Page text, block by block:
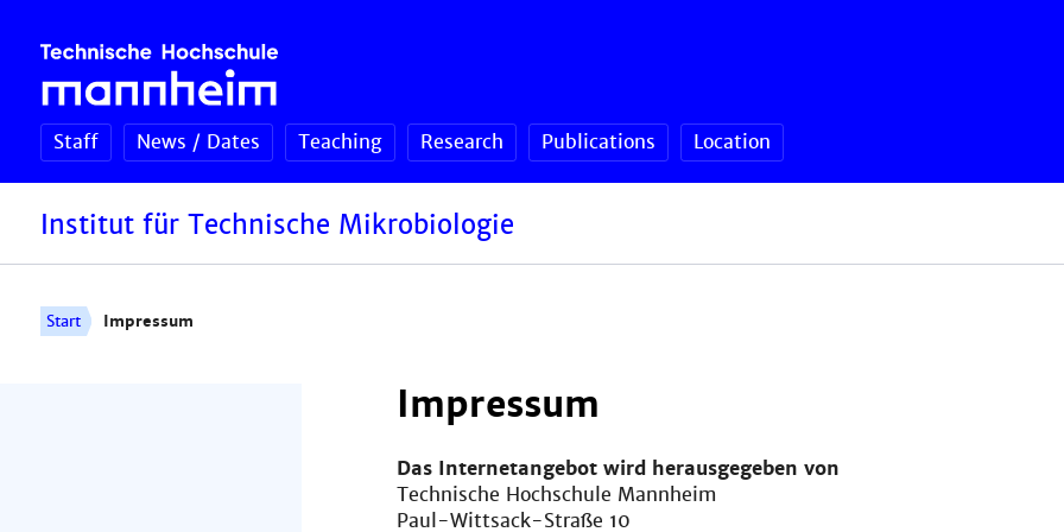
Staff News / Dates Teaching Research Publications Location
Institut für Technische Mikrobiologie
Start Impressum
Impressum
Das Internetangebot wird herausgegeben von
Technische Hochschule Mannheim
Paul-Wittsack-Straße 10